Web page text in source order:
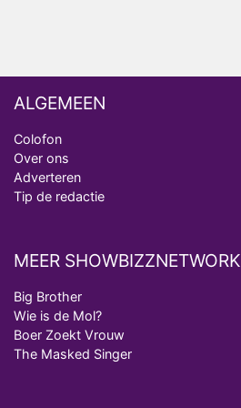
ALGEMEEN
Colofon
Over ons
Adverteren
Tip de redactie
MEER SHOWBIZZNETWORK
Big Brother
Wie is de Mol?
Boer Zoekt Vrouw
The Masked Singer